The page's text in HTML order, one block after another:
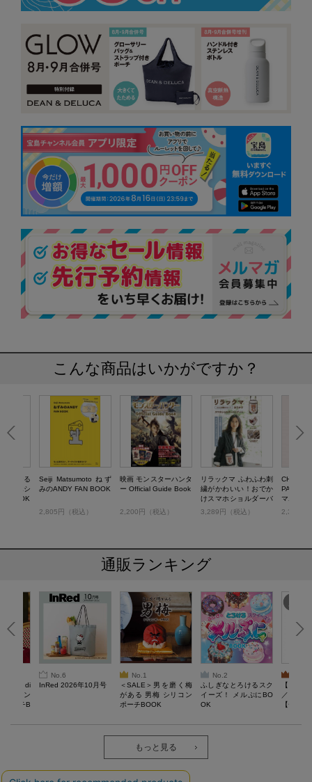
こんな商品はいかがですか？
にもなる
マホシ
BOOK
Seiji Matsumoto ねず
みのANDY FAN BOOK
2,805円（税込）
映画 モンスターハンタ
ー Official Guide Book
2,200円（税込）
リラックマ ふわふわ刺
繍がかわいい！おでか
けスマホショルダーバ
ッグBOOK
3,289円（税込）
PARIS
マホシ
BOOK
2,398円
通販ランキング
di
ティン
ポーチB
No.6
InRed 2026年10月号
No.1
＜SALE＞男を磨く梅
がある 男梅 シリコン
ポーチBOOK
No.2
ふしぎなとろけるスク
イーズ！ メルぷにBO
OK
【
／Lサイ
【一般
ウェア
もっと見る